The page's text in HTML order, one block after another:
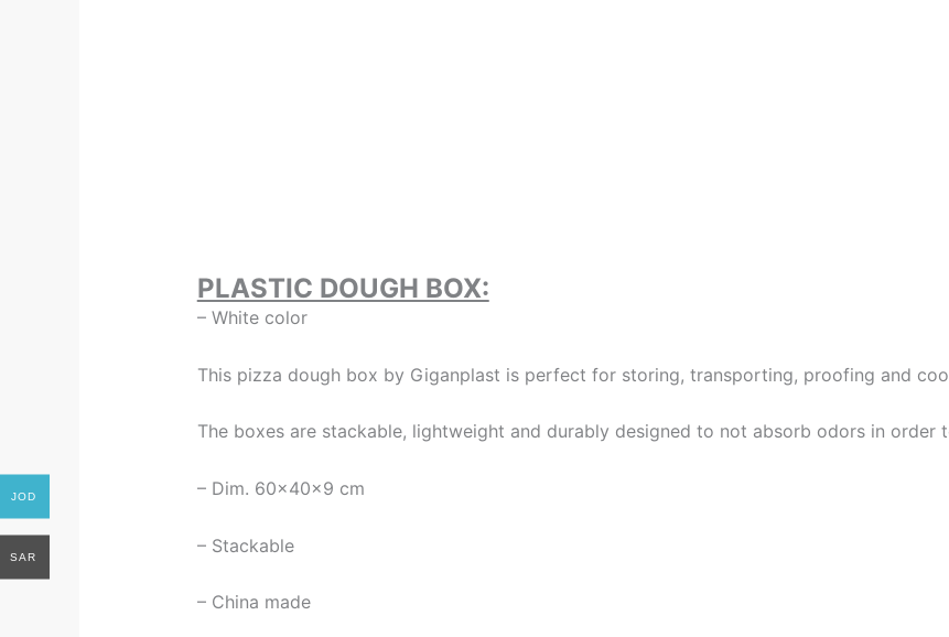
PLASTIC DOUGH BOX:
– White color
This pizza dough box by Giganplast is perfect for storing, transporting, proofing and
The boxes are stackable, lightweight and durably designed to not absorb odors in order
– Dim. 60x40x9 cm
– Stackable
– China made
JOD
SAR